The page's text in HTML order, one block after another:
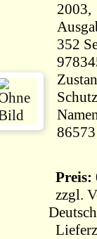
2003,
352 Seiten
86573
Preis:
zzgl.